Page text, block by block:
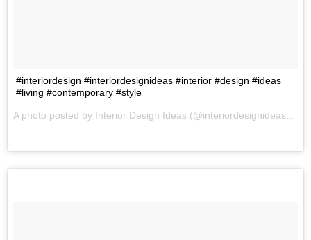
#interiordesign #interiordesignideas #interior #design #ideas
#living #contemporary #style
A photo posted by Interior Design Ideas (@interiordesignideas) on